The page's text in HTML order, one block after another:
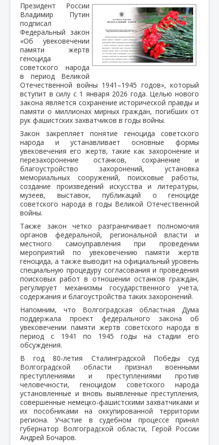
Президент России
Владимир Путин
подписал
Федеральный закон
«Об увековечении
памяти жертв
геноцида
советского народа
в период Великой
Отечественной войны 1941–1945 годов», который
вступит в силу с 1 января 2026 года. Целью нового
закона является сохранение исторической правды и
памяти о миллионах мирных граждан, погибших от
рук фашистских захватчиков в годы войны.
Закон закрепляет понятие геноцида советского
народа и устанавливает основные формы
увековечения его жертв, такие как захоронение и
перезахоронение останков, сохранение и
благоустройство захоронений, установка
мемориальных сооружений, поисковые работы,
создание произведений искусства и литературы,
музеев, выставок, публикаций о геноциде
советского народа в годы Великой Отечественной
войны.
Также закон четко разграничивает полномочия
органов федеральной, региональной власти и
местного самоуправления при проведении
мероприятий по увековечению памяти жертв
геноцида, а также выводит на официальный уровень
специальную процедуру согласования и проведения
поисковых работ в отношении останков граждан,
регулирует механизмы государственного учета,
содержания и благоустройства таких захоронений.
Напомним, что Волгоградская областная Дума
поддержала проект федерального закона об
увековечении памяти жертв советского народа в
период с 1941 по 1945 годы на стадии его
обсуждения.
В год 80-летия Сталинградской Победы суд
Волгоградской области признал военными
преступлениями и преступлениями против
человечности, геноцидом советского народа
установленные и вновь выявленные преступления,
совершенные немецко-фашистскими захватчиками и
их пособниками на оккупированной территории
региона. Участие в судебном процессе принял
губернатор Волгоградской области, Герой России
Андрей Бочаров.